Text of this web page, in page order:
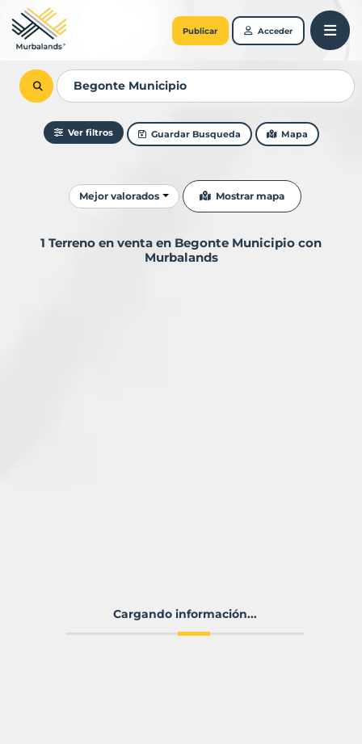
Publicar Acceder
Ver filtros Guardar Busqueda Mapa
Ordenar resultados
Mejor valorados Mostrar mapa
1 Terreno en venta en Begonte Municipio con
Murbalands
Cargando información...